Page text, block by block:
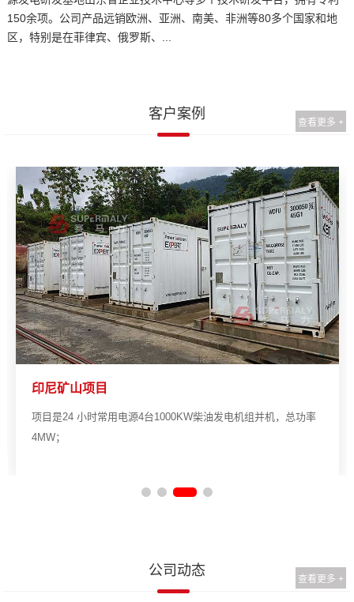
150余项。公司产品远销欧洲、亚洲、南美、非洲等80多个国家和地
区，特别是在菲律宾、俄罗斯、...
客户案例
查看更多 +
印尼矿山项目
项目是24 小时常用电源4台1000KW柴油发电机组并机，总功率
4MW；
公司动态
查看更多 +